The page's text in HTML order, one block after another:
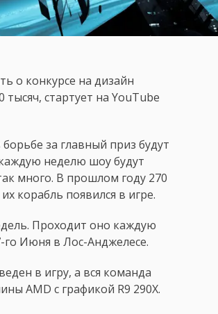
о конкурсе на дизайн
стартует на YouTube
за главный приз будут
неделю шоу будут
много. В прошлом году 270
корабль появился в игре.
Проходит оно каждую
Июня в Лос-Анджелесе.
в игру, а вся команда
AMD с графикой R9 290X.